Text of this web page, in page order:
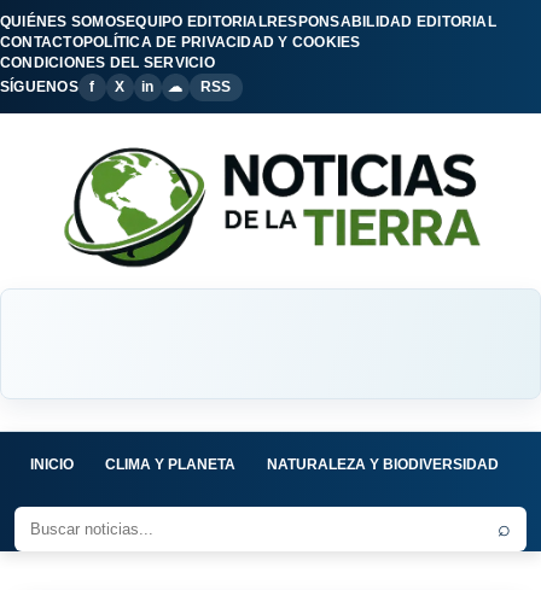
QUIÉNES SOMOSEQUIPO EDITORIALRESPONSABILIDAD EDITORIAL
CONTACTOPOLÍTICA DE PRIVACIDAD Y COOKIES
CONDICIONES DEL SERVICIO
SÍGUENOS
f X in ☁ RSS
INICIO CLIMA Y PLANETA NATURALEZA Y BIODIVERSIDAD
⌕